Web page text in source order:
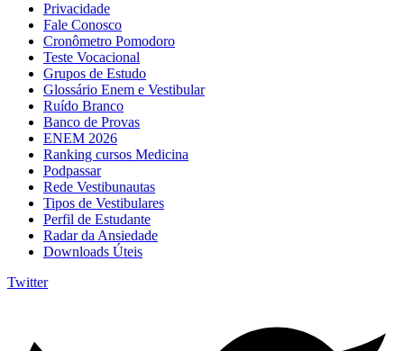
Privacidade
Fale Conosco
Cronômetro Pomodoro
Teste Vocacional
Grupos de Estudo
Glossário Enem e Vestibular
Ruído Branco
Banco de Provas
ENEM 2026
Ranking cursos Medicina
Podpassar
Rede Vestibunautas
Tipos de Vestibulares
Perfil de Estudante
Radar da Ansiedade
Downloads Úteis
Twitter